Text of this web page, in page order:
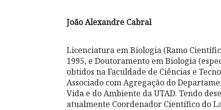
João Alexandre Cabral
Licenciatura em Biologia (Ramo
1995, e Doutoramento em Biologia
obtidos na Faculdade de Ciências e
Associado com Agregação do
Vida e do Ambiente da UTAD. Tendo
atualmente Coordenador Científico do